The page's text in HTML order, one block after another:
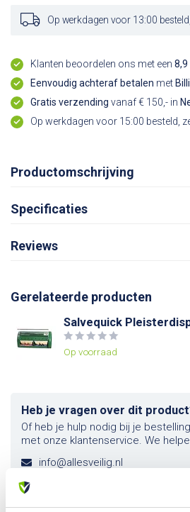
Op werkdagen voor 13:00
Klanten beoordelen ons met een 8,9
Eenvoudig achteraf betalen met
Gratis verzending vanaf € 150,- in
Op werkdagen voor 15:00 besteld,
Productomschrijving
Specificaties
Reviews
Gerelateerde producten
Salvequick
Op voorraad
Heb je vragen over dit
Of heb je hulp nodig bij je
met onze klantenservice. We
info@allesveilig.nl